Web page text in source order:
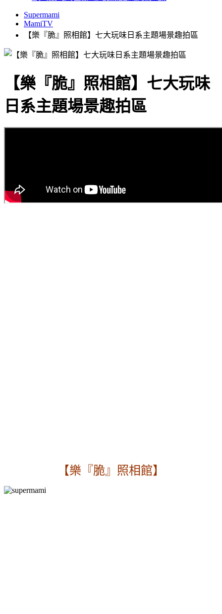
Supermami
MamiTV
【樂『脆』照相館】七大玩味日系主題場景趣拍區
【樂『脆』照相館】七大玩味
日系主題場景趣拍區
【樂『脆』照相館】